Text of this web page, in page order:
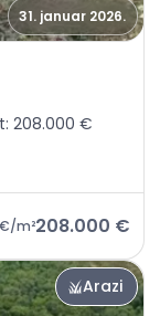
31. januar 2026.
208.000 €
/m²208.000 €
Arazi